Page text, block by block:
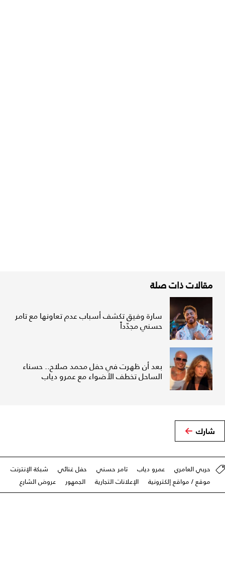
مقالات ذات صلة
سارة وفيق تكشف أسباب عدم تعاونها مع تامر
حسني مجدّداً
بعد أن ظهرت في حفل محمد صلاح.. حسناء
الساحل تخطف الأضواء مع عمرو دياب
شارك
حربي العامري عمرو دياب تامر حسني حفل غنائي
شبكة الإنترنت
موقع / مواقع إلكترونية
الإعلانات التجارية الجمهور عروض الشارع